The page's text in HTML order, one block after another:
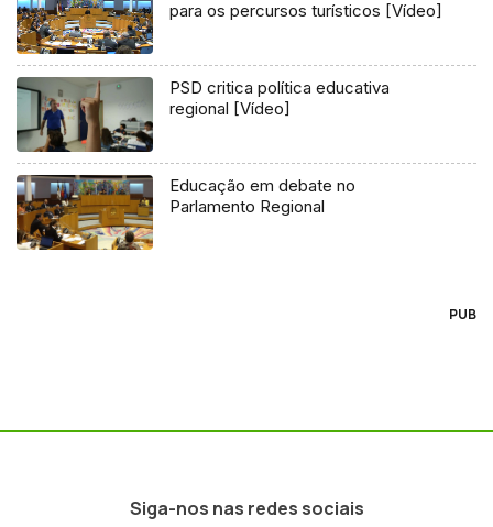
para os percursos turísticos [Vídeo]
PSD critica política educativa
regional [Vídeo]
Educação em debate no
Parlamento Regional
PUB
Siga-nos nas redes sociais